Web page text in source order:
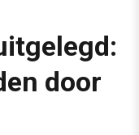
door logica
door